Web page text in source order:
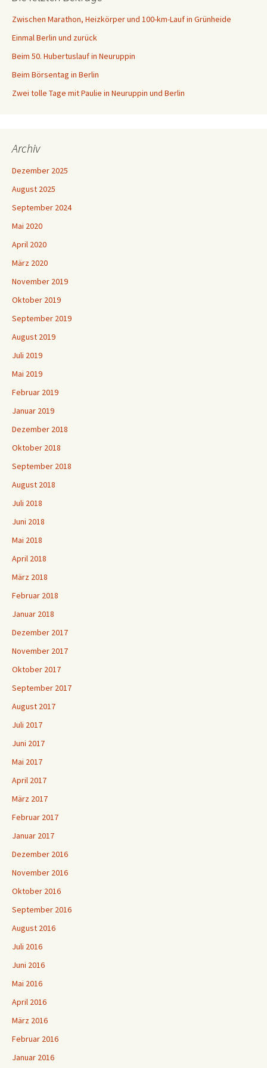
Zwischen Marathon, Heizkörper und 100-km-Lauf in Grünheide
Einmal Berlin und zurück
Beim 50. Hubertuslauf in Neuruppin
Beim Börsentag in Berlin
Zwei tolle Tage mit Paulie in Neuruppin und Berlin
Archiv
Dezember 2025
August 2025
September 2024
Mai 2020
April 2020
März 2020
November 2019
Oktober 2019
September 2019
August 2019
Juli 2019
Mai 2019
Februar 2019
Januar 2019
Dezember 2018
Oktober 2018
September 2018
August 2018
Juli 2018
Juni 2018
Mai 2018
April 2018
März 2018
Februar 2018
Januar 2018
Dezember 2017
November 2017
Oktober 2017
September 2017
August 2017
Juli 2017
Juni 2017
Mai 2017
April 2017
März 2017
Februar 2017
Januar 2017
Dezember 2016
November 2016
Oktober 2016
September 2016
August 2016
Juli 2016
Juni 2016
Mai 2016
April 2016
März 2016
Februar 2016
Januar 2016